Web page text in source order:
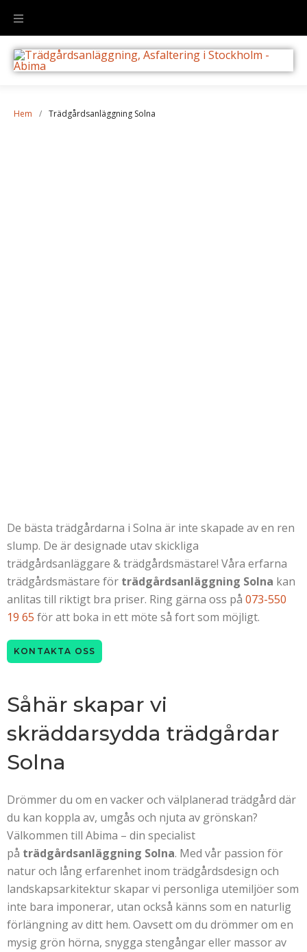
Hem / Trädgårdsanläggning Solna
De bästa trädgårdarna i Solna är inte skapade av en ren
slump. De är designade utav skickliga
trädgårdsanläggare & trädgårdsmästare! Våra erfarna
trädgårdsmästare för trädgårdsanläggning Solna kan
anlitas till riktigt bra priser. Ring gärna oss på 073-550
19 65 för att boka in ett möte så fort som möjligt.
KONTAKTA OSS
Såhär skapar vi
skräddarsydda trädgårdar
Solna
Drömmer du om en vacker och välplanerad trädgård där
du kan koppla av, umgås och njuta av grönskan?
Välkommen till Abima – din specialist
på trädgårdsanläggning Solna. Med vår passion för
natur och lång erfarenhet inom trädgårdsdesign och
landskapsarkitektur skapar vi personliga utemiljöer som
inte bara imponerar, utan också känns som en naturlig
förlängning av ditt hem. Oavsett om du drömmer om en
mysig grön hörna, snygga stengångar eller massor av